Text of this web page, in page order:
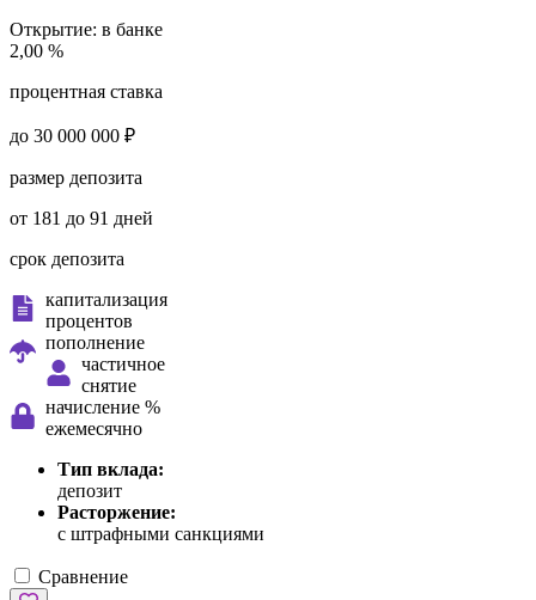
Открытие: в банке
2,00 %
процентная ставка
до 30 000 000 ₽
размер депозита
от 181 до 91 дней
срок депозита
капитализация
процентов
пополнение
частичное
снятие
начисление %
ежемесячно
Тип вклада:
депозит
Расторжение:
с штрафными санкциями
Сравнение